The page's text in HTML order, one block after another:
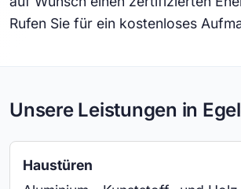
Rufen Sie für ein kostenloses
Unsere Leistungen in
Haustüren